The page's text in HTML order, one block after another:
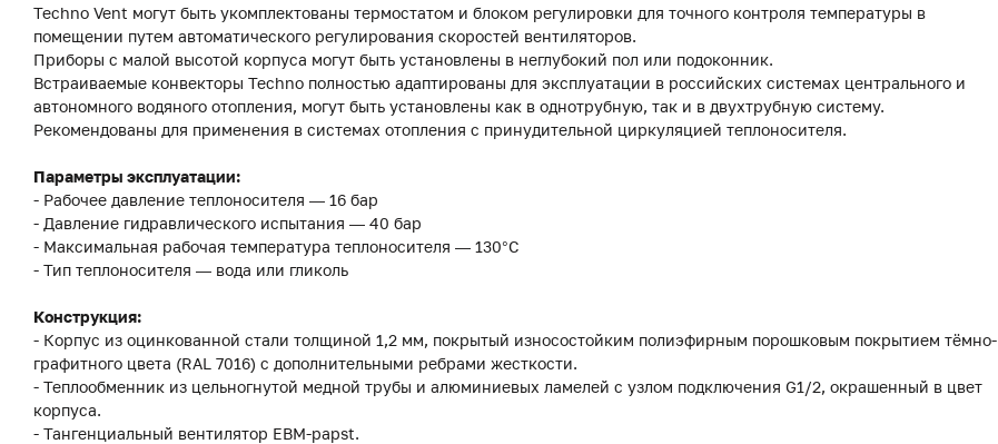
Techno Vent могут быть укомплектованы термостатом и блоком регулировки для точного контроля температуры в
помещении путем автоматического регулирования скоростей вентиляторов.
Приборы с малой высотой корпуса могут быть установлены в неглубокий пол или подоконник.
Встраиваемые конвекторы Techno полностью адаптированы для эксплуатации в российских системах центрального и
автономного водяного отопления, могут быть установлены как в однотрубную, так и в двухтрубную систему.
Рекомендованы для применения в системах отопления с принудительной циркуляцией теплоносителя.
Параметры эксплуатации:
- Рабочее давление теплоносителя — 16 бар
- Давление гидравлического испытания — 40 бар
- Максимальная рабочая температура теплоносителя — 130°С
- Тип теплоносителя — вода или гликоль
Конструкция:
- Корпус из оцинкованной стали толщиной 1,2 мм, покрытый износостойким полиэфирным порошковым покрытием тёмно-
графитного цвета (RAL 7016) с дополнительными ребрами жесткости.
- Теплообменник из цельногнутой медной трубы и алюминиевых ламелей с узлом подключения G1/2, окрашенный в цвет
корпуса.
- Тангенциальный вентилятор EBM-papst.